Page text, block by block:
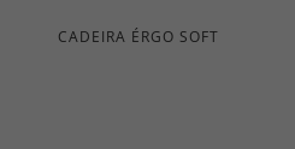
CADEIRA ÉRGO SOFT